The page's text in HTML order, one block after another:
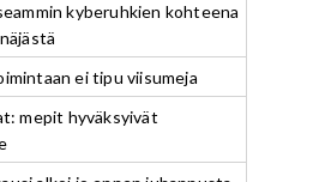
kyberuhkien kohteena
ei tipu viisumeja
mepit hyväksyivät